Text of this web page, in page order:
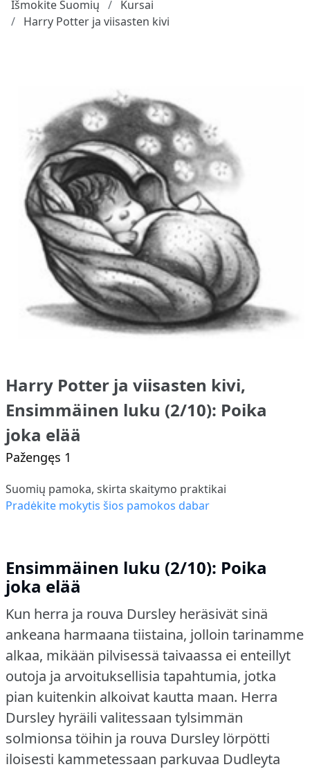
Išmokite Suomių
Kursai
Harry Potter ja viisasten kivi
Harry Potter ja viisasten kivi,
Ensimmäinen luku (2/10): Poika
joka elää
Pažengęs 1
Suomių pamoka, skirta skaitymo praktikai
Pradėkite mokytis šios pamokos dabar
Ensimmäinen luku (2/10): Poika
joka elää
Kun herra ja rouva Dursley heräsivät sinä
ankeana harmaana tiistaina, jolloin tarinamme
alkaa, mikään pilvisessä taivaassa ei enteillyt
outoja ja arvoituksellisia tapahtumia, jotka
pian kuitenkin alkoivat kautta maan. Herra
Dursley hyräili valitessaan tylsimmän
solmionsa töihin ja rouva Dursley lörpötti
iloisesti kammetessaan parkuvaa Dudleyta